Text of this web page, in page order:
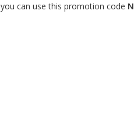
can use this promotion code